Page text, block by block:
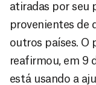
atiradas por seu
provenientes de
outros países. O
reafirmou, em 9
está usando a